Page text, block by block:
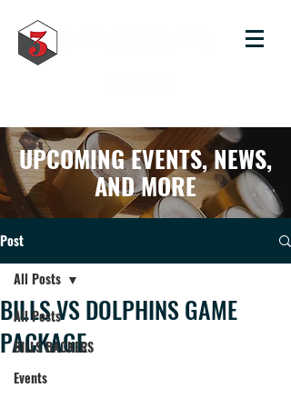
UPCOMING EVENTS, NEWS,
AND MORE
Post
All Posts
BILLS BACKERS
Events
All Posts
BILLS VS DOLPHINS GAME
PACKAGE